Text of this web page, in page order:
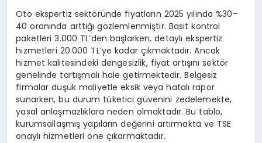
Oto ekspertiz sektöründe fiyatların 2025 yılında %30–
40 oranında arttığı gözlemlenmiştir. Basit kontrol
paketleri 3.000 TL’den başlarken, detaylı ekspertiz
hizmetleri 20.000 TL’ye kadar çıkmaktadır. Ancak
hizmet kalitesindeki dengesizlik, fiyat artışını sektör
genelinde tartışmalı hale getirmektedir. Belgesiz
firmalar düşük maliyetle eksik veya hatalı rapor
sunarken, bu durum tüketici güvenini zedelemekte,
yasal anlaşmazlıklara neden olmaktadır. Bu tablo,
kurumsallaşmış yapıların değerini artırmakta ve TSE
onaylı hizmetleri öne çıkarmaktadır.